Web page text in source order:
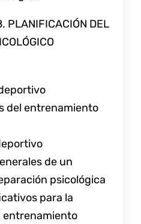
PLANIFICACIÓN DEL
del entrenamiento
de un
psicológica
para la
entrenamiento